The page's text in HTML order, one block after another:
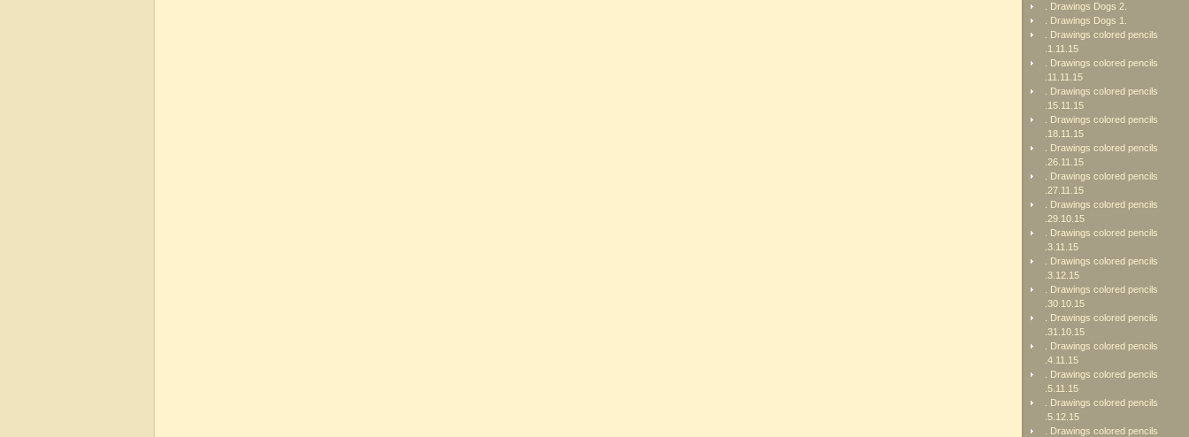
. Drawings Dogs 2.
. Drawings Dogs 1.
. Drawings colored pencils
.1.11.15
. Drawings colored pencils
.11.11.15
. Drawings colored pencils
.15.11.15
. Drawings colored pencils
.18.11.15
. Drawings colored pencils
.26.11.15
. Drawings colored pencils
.27.11.15
. Drawings colored pencils
.29.10.15
. Drawings colored pencils
.3.11.15
. Drawings colored pencils
.3.12.15
. Drawings colored pencils
.30.10.15
. Drawings colored pencils
.31.10.15
. Drawings colored pencils
.4.11.15
. Drawings colored pencils
.5.11.15
. Drawings colored pencils
.5.12.15
. Drawings colored pencils